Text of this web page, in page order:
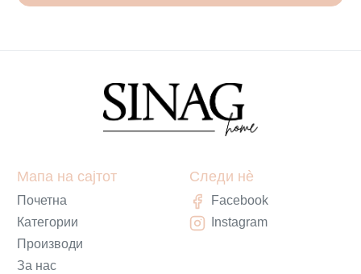
Мапа на сајтот
Почетна
Категории
Производи
За нас
Следи нè
Facebook
Instagram